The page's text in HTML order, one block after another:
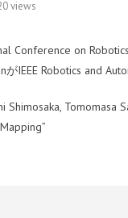
views
Conference on
IEEE Robotics and
Shimosaka, Tomomasa